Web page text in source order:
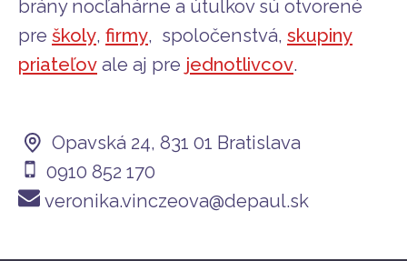
brány nocľahárne a útulkov sú otvorené
pre školy, firmy, spoločenstvá, skupiny
priateľov ale aj pre jednotlivcov.
Opavská 24, 831 01 Bratislava
0910 852 170
veronika.vinczeova@depaul.sk